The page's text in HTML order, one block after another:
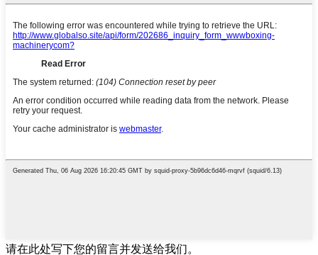
请在此处写下您的留言并发送给我们。